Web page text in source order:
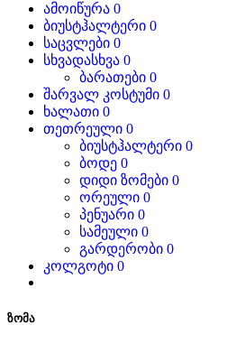
ამოიწურა 0
ბიუსტჰალტერი 0
საცვლები 0
სხვადასხვა 0
ბარათები 0
შარვალ კოსტუმი 0
ხალათი 0
თეთრეული 0
ბიუსტჰალტერი 0
ბოდე 0
დიდი ზომები 0
ორეული 0
პენუარი 0
სამეული 0
გარდერობი 0
კოლგოტი 0
ზომა